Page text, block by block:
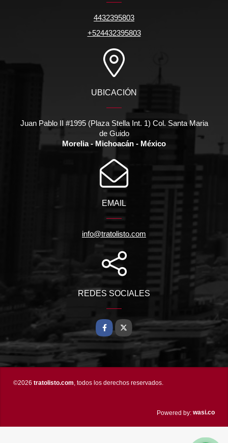
4432395803
+524432395803
UBICACIÓN
Juan Pablo II #1995 (Plaza Stella Int. 1) Col. Santa Maria
de Guido
Morelia - Michoacán - México
EMAIL
info@tratolisto.com
REDES SOCIALES
Facebook
X
©2026 tratolisto.com, todos los derechos reservados.
Powered by: wasi.co